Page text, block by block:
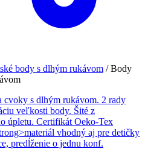
body s dlhým rukávom /Body